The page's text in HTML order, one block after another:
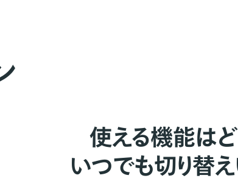
使える機能はど
いつでも切り替え